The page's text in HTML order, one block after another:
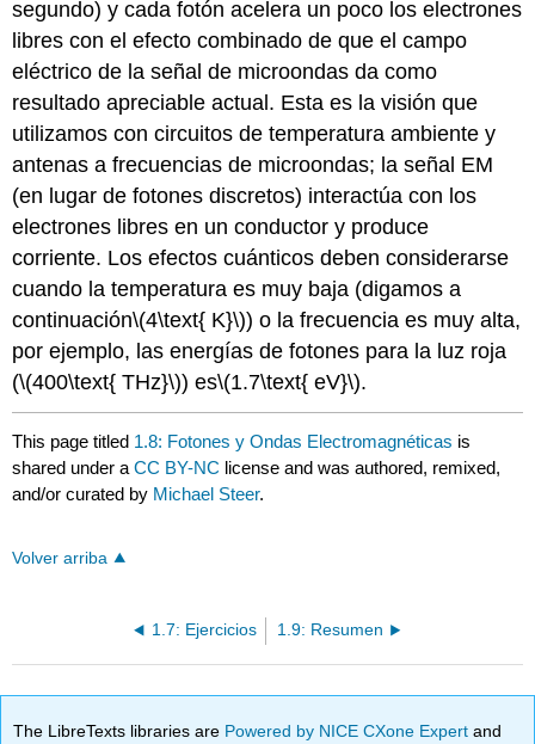
segundo) y cada fotón acelera un poco los electrones
libres con el efecto combinado de que el campo
eléctrico de la señal de microondas da como
resultado apreciable actual. Esta es la visión que
utilizamos con circuitos de temperatura ambiente y
antenas a frecuencias de microondas; la señal EM
(en lugar de fotones discretos) interactúa con los
electrones libres en un conductor y produce
corriente. Los efectos cuánticos deben considerarse
cuando la temperatura es muy baja (digamos a
continuación\(4\text{ K}\)) o la frecuencia es muy alta,
por ejemplo, las energías de fotones para la luz roja
(\(400\text{ THz}\)) es\(1.7\text{ eV}\).
This page titled 1.8: Fotones y Ondas Electromagnéticas is
shared under aCC BY-NC license and was authored, remixed,
and/or curated by Michael Steer.
Volver arriba
1.7: Ejercicios 1.9: Resumen
The LibreTexts libraries are Powered by NICE CXone Expertand